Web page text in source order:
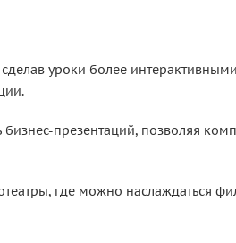
уроки более
презентаций, позволяя
где можно наслаждаться